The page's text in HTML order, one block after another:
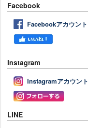
Facebook
Facebookアカウント
Instagram
Instagramアカウント
LINE